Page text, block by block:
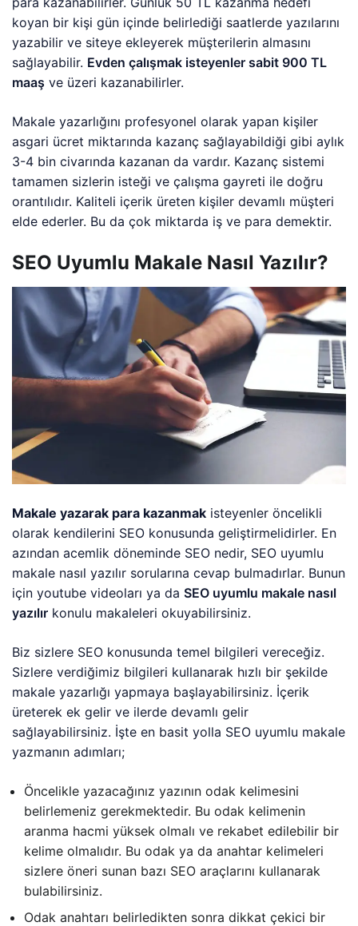
koyan bir kişi gün içinde belirlediği saatlerde yazılarını
yazabilir ve siteye ekleyerek müşterilerin almasını
sağlayabilir. Evden çalışmak isteyenler sabit 900 TL
maaş ve üzeri kazanabilirler.
Makale yazarlığını profesyonel olarak yapan kişiler
asgari ücret miktarında kazanç sağlayabildiği gibi aylık
3-4 bin civarında kazanan da vardır. Kazanç sistemi
tamamen sizlerin isteği ve çalışma gayreti ile doğru
orantılıdır. Kaliteli içerik üreten kişiler devamlı müşteri
elde ederler. Bu da çok miktarda iş ve para demektir.
SEO Uyumlu Makale Nasıl Yazılır?
Makale yazarak para kazanmak isteyenler öncelikli
olarak kendilerini SEO konusunda geliştirmelidirler. En
azından acemlik döneminde SEO nedir, SEO uyumlu
makale nasıl yazılır sorularına cevap bulmadırlar. Bunun
için youtube videoları ya daSEO uyumlu makale nasıl
yazılır konulu makaleleri okuyabilirsiniz.
Biz sizlere SEO konusunda temel bilgileri vereceğiz.
Sizlere verdiğimiz bilgileri kullanarak hızlı bir şekilde
makale yazarlığı yapmaya başlayabilirsiniz. İçerik
üreterek ek gelir ve ilerde devamlı gelir
sağlayabilirsiniz. İşte en basit yolla SEO uyumlu makale
yazmanın adımları;
Öncelikle yazacağınız yazının odak kelimesini
belirlemeniz gerekmektedir. Bu odak kelimenin
aranma hacmi yüksek olmalı ve rekabet edilebilir bir
kelime olmalıdır. Bu odak ya da anahtar kelimeleri
sizlere öneri sunan bazı SEO araçlarını kullanarak
bulabilirsiniz.
Odak anahtarı belirledikten sonra dikkat çekici bir